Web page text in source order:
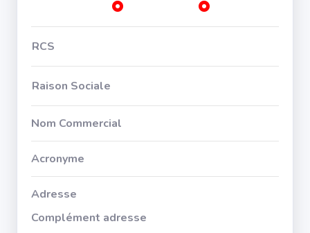
RCS
Raison Sociale
Nom Commercial
Acronyme
Adresse
Complément adresse